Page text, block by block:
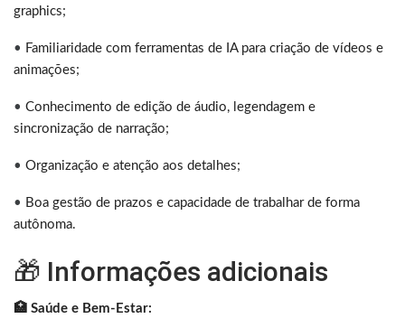
graphics;
• Familiaridade com ferramentas de IA para criação de vídeos e
animações;
• Conhecimento de edição de áudio, legendagem e
sincronização de narração;
• Organização e atenção aos detalhes;
• Boa gestão de prazos e capacidade de trabalhar de forma
autônoma.
🎁 Informações adicionais
🏥 Saúde e Bem-Estar: